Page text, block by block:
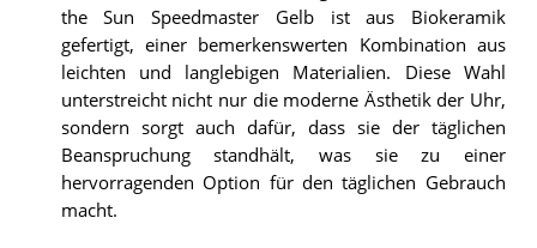
the Sun Speedmaster Gelb ist aus Biokeramik
gefertigt, einer bemerkenswerten Kombination aus
leichten und langlebigen Materialien. Diese Wahl
unterstreicht nicht nur die moderne Ästhetik der Uhr,
sondern sorgt auch dafür, dass sie der täglichen
Beanspruchung standhält, was sie zu einer
hervorragenden Option für den täglichen Gebrauch
macht.